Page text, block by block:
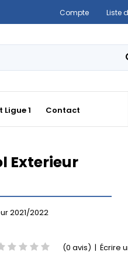
Compte Liste
1 Contact
Exterieur
2021/2022
(0 avis) | Écrire